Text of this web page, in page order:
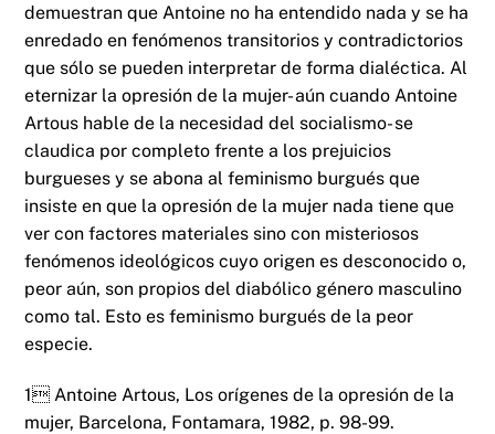
demuestran que Antoine no ha entendido nada y se ha
enredado en fenómenos transitorios y contradictorios
que sólo se pueden interpretar de forma dialéctica. Al
eternizar la opresión de la mujer- aún cuando Antoine
Artous hable de la necesidad del socialismo- se
claudica por completo frente a los prejuicios
burgueses y se abona al feminismo burgués que
insiste en que la opresión de la mujer nada tiene que
ver con factores materiales sino con misteriosos
fenómenos ideológicos cuyo origen es desconocido o,
peor aún, son propios del diabólico género masculino
como tal. Esto es feminismo burgués de la peor
especie.
1 Antoine Artous, Los orígenes de la opresión de la
mujer, Barcelona, Fontamara, 1982, p. 98-99.